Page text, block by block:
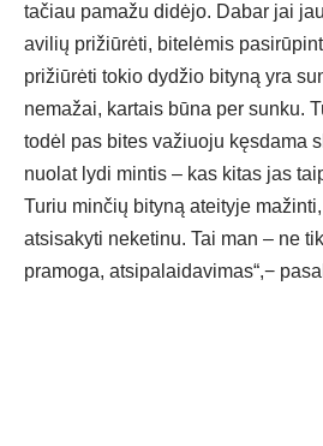
tačiau pamažu didėjo. Dabar jai
avilių prižiūrėti, bitelėmis
prižiūrėti tokio dydžio bityną yra
nemažai, kartais būna per sunku.
todėl pas bites važiuoju kęsdama
nuolat lydi mintis – kas kitas jas
Turiu minčių bityną ateityje
atsisakyti neketinu. Tai man – ne
pramoga, atsipalaidavimas“,−